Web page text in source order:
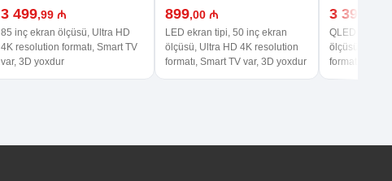
3 499,99 ₼
85 inç ekran ölçüsü, Ultra HD
4K resolution formatı, Smart TV
var, 3D yoxdur
899,00 ₼
LED ekran tipi, 50 inç ekran
ölçüsü, Ultra HD 4K resolution
formatı, Smart TV var, 3D yoxdur
3 399
QLED ekran
ölçüsü, Ultra
formatı,